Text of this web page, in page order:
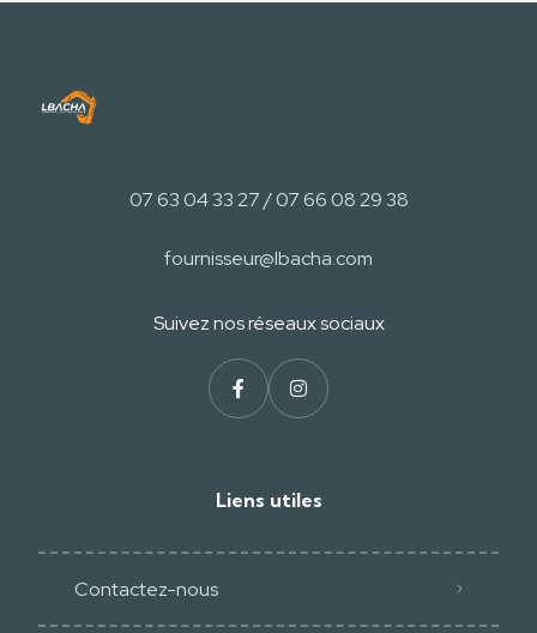
07 63 04 33 27 / 07 66 08 29 38
fournisseur@lbacha.com
Suivez nos réseaux sociaux
Liens utiles
Contactez-nous